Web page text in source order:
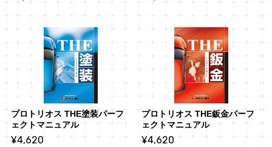
プロトリオス THE塗装パーフ
ェクトマニュアル
¥4,620
プロトリオス THE鈑金パーフ
ェクトマニュアル
¥4,620